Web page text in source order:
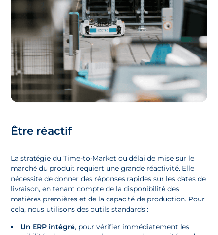
Être réactif
La stratégie du Time-to-Market ou délai de mise sur le
marché du produit requiert une grande réactivité. Elle
nécessite de donner des réponses rapides sur les dates de
livraison, en tenant compte de la disponibilité des
matières premières et de la capacité de production. Pour
cela, nous utilisons des outils standards :
Un ERP intégré, pour vérifier immédiatement les